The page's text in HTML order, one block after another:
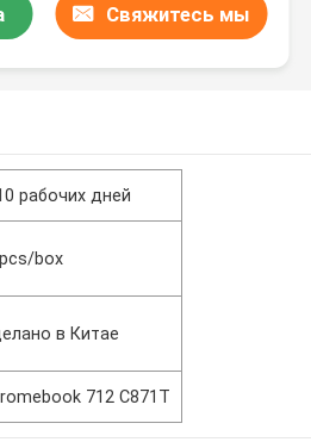
Свяжитесь мы
рабочих дней
box
в Китае
712 C871T